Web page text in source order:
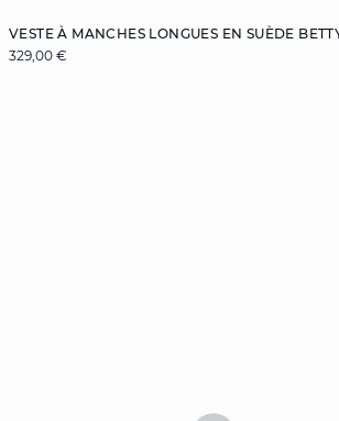
VESTE À MANCHES LONGUES EN SUÈDE
329,00 €